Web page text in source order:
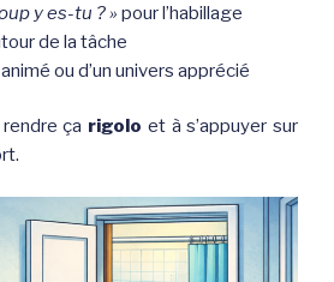
y es-tu ? » pour l’habillage
de la tâche
ou d’un univers apprécié
ça rigolo et à s’appuyer sur